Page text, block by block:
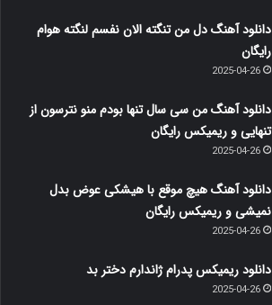
دانلود آهنگ دل من تنگته الان نفسم لنگته هوام
رایگان
2025-04-26
دانلود آهنگ من سی سال تنها بودم منو نترسون از
تنهایی و ریمیکس رایگان
2025-04-26
دانلود آهنگ هیچ موقع با هیشکی عوض بدل
نمیشی و ریمیکس رایگان
2025-04-26
دانلود ریمیکس پدرام ژاندارم دختر بد
2025-04-26